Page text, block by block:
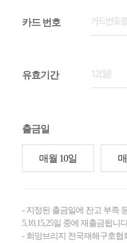
카드 번호
유효기간
출금일
매월 10일
- 지정된 출금일에 잔고 부족
5,10,15,25일 중에 재출금됩니
- 희망브리지 전국재해구호협